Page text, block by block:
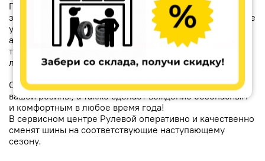
Подводя итог, можно сделать вывод, что не стоит
затягивать с сезонной заменой колес, отбросив ложные
убеждения, что если снега нет, можно эксплуатировать
авто зимой на летней резине, и что если нет шипов,
то можно эксплуатировать авто на зимней резине
летом.
Своевременная сезонная замена продлит срок службы
вашей резины, а также сделает вождение безопасным
и комфортным в любое время года!
В сервисном центре Рулевой оперативно и качественно
сменят шины на соответствующие наступающему
сезону.